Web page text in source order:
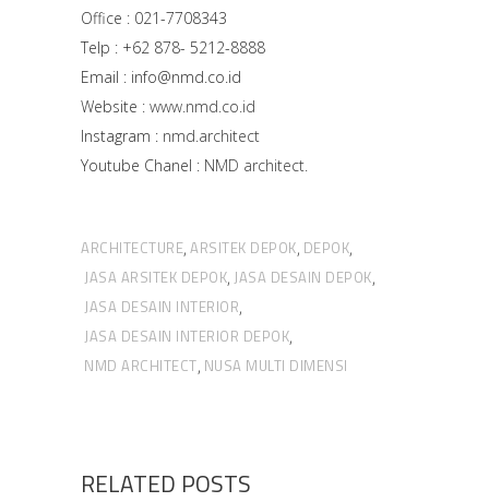
Office : 021-7708343
Telp : +62 878- 5212-8888
Email : info@nmd.co.id
Website : www.nmd.co.id
Instagram : nmd.architect
Youtube Chanel : NMD architect.
ARCHITECTURE, ARSITEK DEPOK, DEPOK,
JASA ARSITEK DEPOK, JASA DESAIN DEPOK,
JASA DESAIN INTERIOR,
JASA DESAIN INTERIOR DEPOK,
NMD ARCHITECT, NUSA MULTI DIMENSI
RELATED POSTS